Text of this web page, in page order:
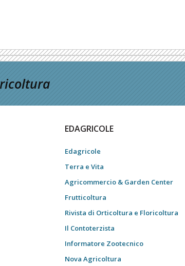
EDAGRICOLE
Edagricole
Terra e Vita
Agricommercio & Garden Center
Frutticoltura
Rivista di Orticoltura e Floricoltura
Il Contoterzista
Informatore Zootecnico
Nova Agricoltura